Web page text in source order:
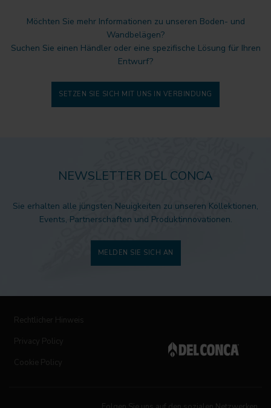
Möchten Sie mehr Informationen zu unseren Boden- und
Wandbelägen?
Suchen Sie einen Händler oder eine spezifische Lösung für Ihren
Entwurf?
SETZEN SIE SICH MIT UNS IN VERBINDUNG
NEWSLETTER DEL CONCA
Sie erhalten alle jüngsten Neuigkeiten zu unseren Kollektionen,
Events, Partnerschaften und Produktinnovationen.
MELDEN SIE SICH AN
Rechtlicher Hinweis
Privacy Policy
Cookie Policy